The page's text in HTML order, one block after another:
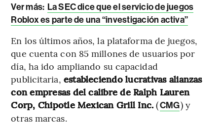
Ver más: La SEC dice que el servicio de juegos
Roblox es parte de una “investigación activa”
En los últimos años, la plataforma de juegos,
que cuenta con 85 millones de usuarios por
día, ha ido ampliando su capacidad
publicitaria, estableciendo lucrativas alianzas
con empresas del calibre de Ralph Lauren
Corp, Chipotle Mexican Grill Inc. (CMG) y
otras marcas.